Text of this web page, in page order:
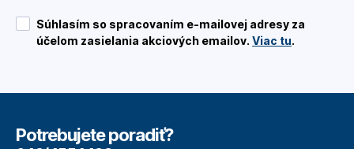
Súhlasím so spracovaním e-mailovej adresy za
účelom zasielania akciových emailov. Viac tu.
Potrebujete poradiť?